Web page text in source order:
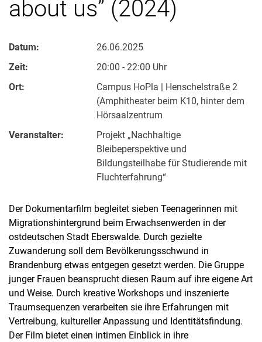
about us” (2024)
Datum:
26.06.2025
Zeit:
20:00 - 22:00 Uhr
Ort:
Campus HoPla | Henschelstraße 2
(Amphitheater beim K10, hinter dem
Hörsaalzentrum
Veranstalter:
Projekt „Nachhaltige
Bleibeperspektive und
Bildungsteilhabe für Studierende mit
Fluchterfahrung“
Der Dokumentarfilm begleitet sieben Teenagerinnen mit
Migrationshintergrund beim Erwachsenwerden in der
ostdeutschen Stadt Eberswalde. Durch gezielte
Zuwanderung soll dem Bevölkerungsschwund in
Brandenburg etwas entgegen gesetzt werden. Die Gruppe
junger Frauen beansprucht diesen Raum auf ihre eigene Art
und Weise. Durch kreative Workshops und inszenierte
Traumsequenzen verarbeiten sie ihre Erfahrungen mit
Vertreibung, kultureller Anpassung und Identitätsfindung.
Der Film bietet einen intimen Einblick in ihre